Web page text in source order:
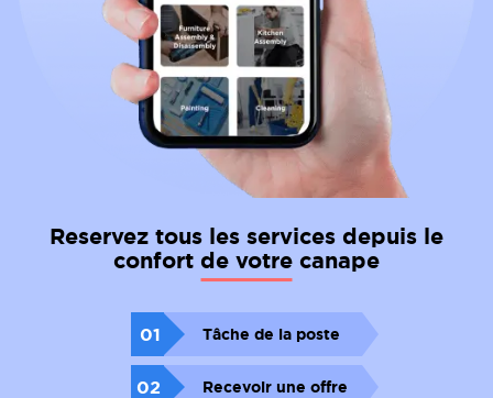
Reservez tous les services depuis le
confort de votre canape
01 Tâche de la poste
02 Recevoir une offre